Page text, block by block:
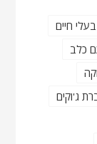
חיים
כלב
ג'וקים